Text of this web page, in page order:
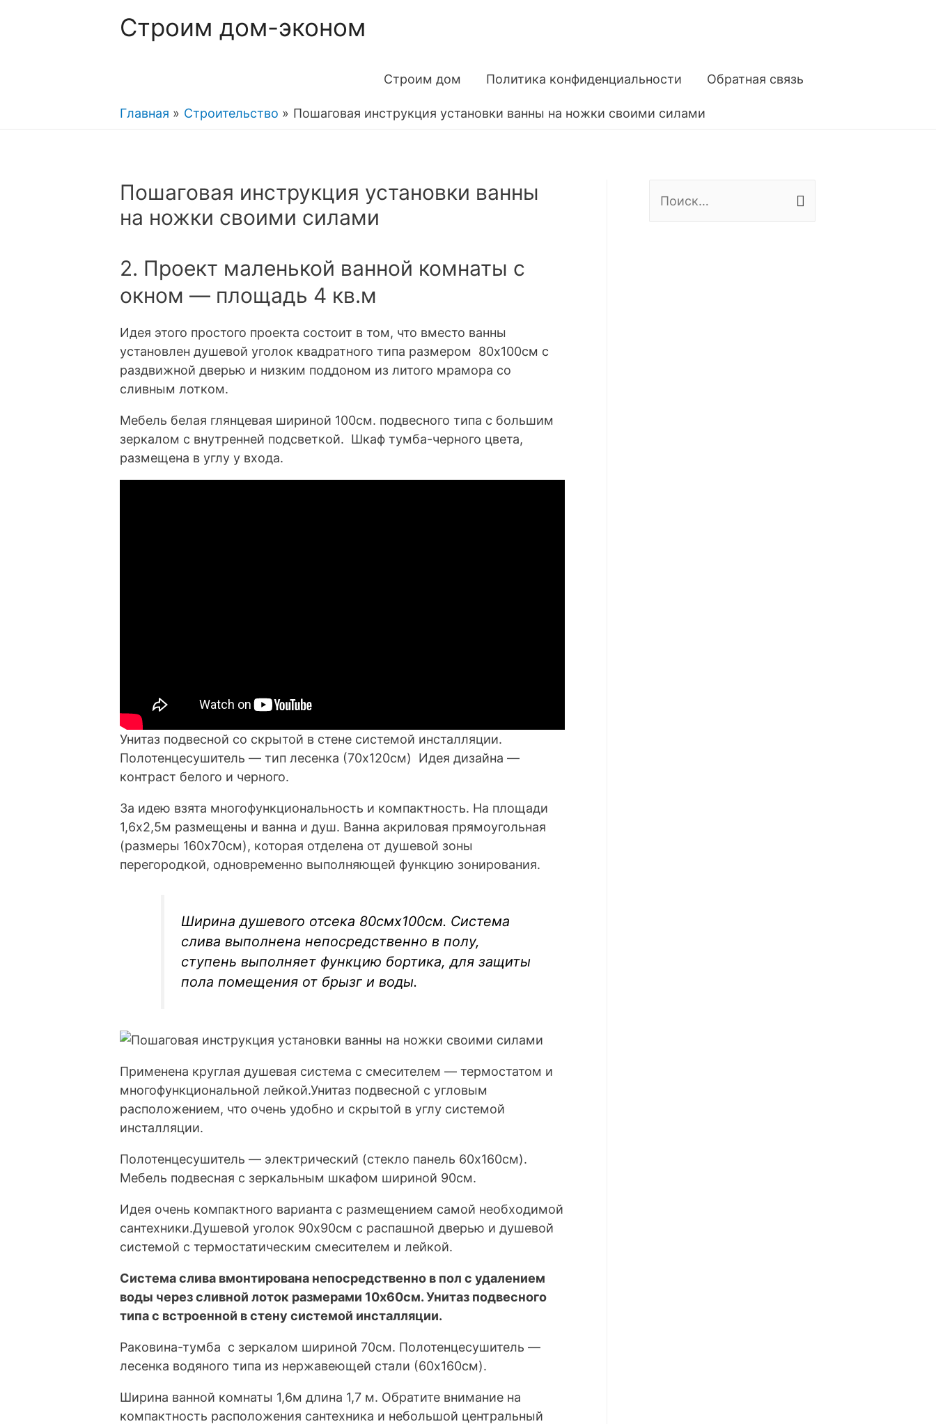
Строим дом-эконом
Строим дом Политика конфиденциальности Обратная связь
Главная Строительство Пошаговая инструкция установки ванны на ножки своими силами
Пошаговая инструкция установки ванны
на ножки своими силами
2. Проект маленькой ванной комнаты с
окном — площадь 4 кв.м
Идея этого простого проекта состоит в том, что вместо ванны
установлен душевой уголок квадратного типа размером 80х100см с
раздвижной дверью и низким поддоном из литого мрамора со
сливным лотком.
Мебель белая глянцевая шириной 100см. подвесного типа с большим
зеркалом с внутренней подсветкой. Шкаф тумба-черного цвета,
размещена в углу у входа.
Унитаз подвесной со скрытой в стене системой инсталляции.
Полотенцесушитель — тип лесенка (70х120см) Идея дизайна —
контраст белого и черного.
За идею взята многофункциональность и компактность. На площади
1,6х2,5м размещены и ванна и душ. Ванна акриловая прямоугольная
(размеры 160х70см), которая отделена от душевой зоны
перегородкой, одновременно выполняющей функцию зонирования.
Ширина душевого отсека 80смх100см. Система
слива выполнена непосредственно в полу,
ступень выполняет функцию бортика, для защиты
пола помещения от брызг и воды.
Применена круглая душевая система с смесителем — термостатом и
многофункциональной лейкой.Унитаз подвесной с угловым
расположением, что очень удобно и скрытой в углу системой
инсталляции.
Полотенцесушитель — электрический (стекло панель 60х160см).
Мебель подвесная с зеркальным шкафом шириной 90см.
Идея очень компактного варианта с размещением самой необходимой
сантехники.Душевой уголок 90х90см с распашной дверью и душевой
системой с термостатическим смесителем и лейкой.
Система слива вмонтирована непосредственно в пол с удалением
воды через сливной лоток размерами 10х60см. Унитаз подвесного
типа с встроенной в стену системой инсталляции.
Раковина-тумба с зеркалом шириной 70см. Полотенцесушитель —
лесенка водяного типа из нержавеющей стали (60х160см).
Ширина ванной комнаты 1,6м длина 1,7 м. Обратите внимание на
компактность расположения сантехника и небольшой центральный